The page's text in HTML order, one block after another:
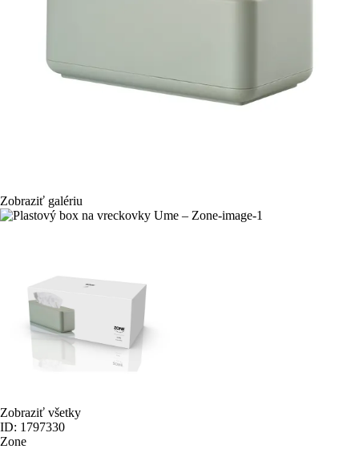
Zobraziť galériu
Zobraziť všetky
ID: 1797330
Zone